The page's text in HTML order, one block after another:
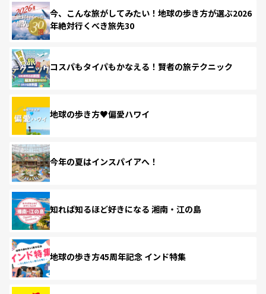
今、こんな旅がしてみたい！地球の歩き方が選ぶ2026
年絶対行くべき旅先30
コスパもタイパもかなえる！賢者の旅テクニック
地球の歩き方♥偏愛ハワイ
今年の夏はインスパイアへ！
知れば知るほど好きになる 湘南・江の島
地球の歩き方45周年記念 インド特集